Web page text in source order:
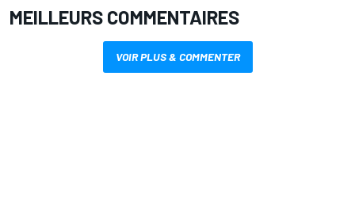
MEILLEURS COMMENTAIRES
VOIR PLUS & COMMENTER